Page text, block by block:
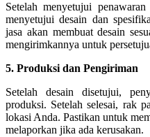
Setelah menyetujui
menyetujui desain dan
jasa akan membuat desain
mengirimkannya untuk
5. Produksi dan Pengiriman
Setelah desain disetujui,
produksi. Setelah selesai, rak
lokasi Anda. Pastikan untuk
melaporkan jika ada kerusakan.